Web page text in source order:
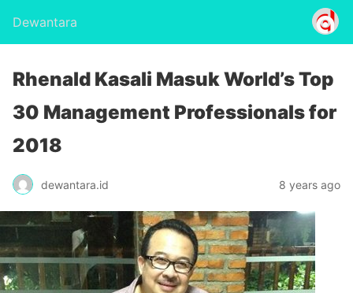
Dewantara
Rhenald Kasali Masuk World’s Top
30 Management Professionals for
2018
dewantara.id 8 years ago